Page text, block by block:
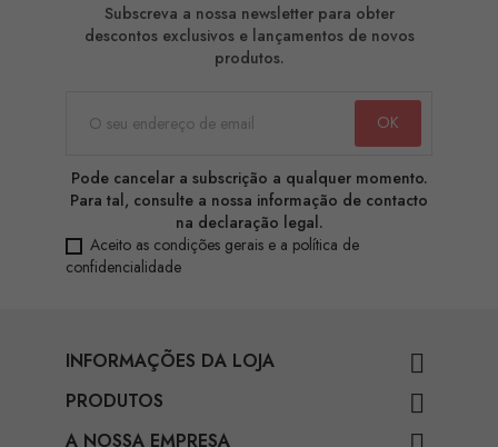
Subscreva a nossa newsletter para obter
descontos exclusivos e lançamentos de novos
produtos.
Pode cancelar a subscrição a qualquer momento.
Para tal, consulte a nossa informação de contacto
na declaração legal.
Aceito as condições gerais e a política de
confidencialidade
INFORMAÇÕES DA LOJA 
PRODUTOS 
A NOSSA EMPRESA